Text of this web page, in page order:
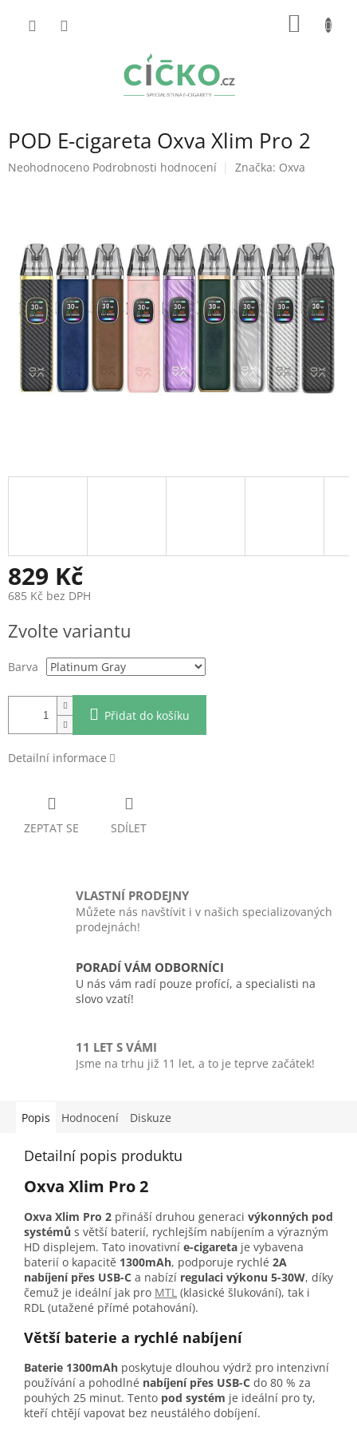
POD E-cigareta Oxva Xlim Pro 2
Průměrné
hvězdiček.
Neohodnoceno Podrobnosti hodnocení Značka: Oxva
829 Kč
685 Kč bez DPH
cena:
Zvolte variantu
Barva
Přidat do košíku
Detailní informace
ZEPTAT SE SDÍLET
VLASTNÍ PRODEJNY
Můžete nás navštívit i v našich specializovaných
prodejnách!
PORADÍ VÁM ODBORNÍCI
U nás vám radí pouze profící, a specialisti na
slovo vzatí!
11 LET S VÁMI
Jsme na trhu již 11 let, a to je teprve začátek!
Popis Hodnocení Diskuze
Detailní popis produktu
Oxva Xlim Pro 2
Oxva Xlim Pro 2 přináší druhou generaci výkonných pod
systémů s větší baterií, rychlejším nabíjením a výrazným
HD displejem. Tato inovativní e-cigareta je vybavena
baterií o kapacitě 1300mAh, podporuje rychlé 2A
nabíjení přes USB-C a nabízí regulaci výkonu 5-30W, díky
čemuž je ideální jak pro MTL (klasické šlukování), tak i
RDL (utažené přímé potahování).
Větší baterie a rychlé nabíjení
Baterie 1300mAh poskytuje dlouhou výdrž pro intenzivní
používání a pohodlné nabíjení přes USB-C do 80 % za
pouhých 25 minut. Tento pod systém je ideální pro ty,
kteří chtějí vapovat bez neustálého dobíjení.